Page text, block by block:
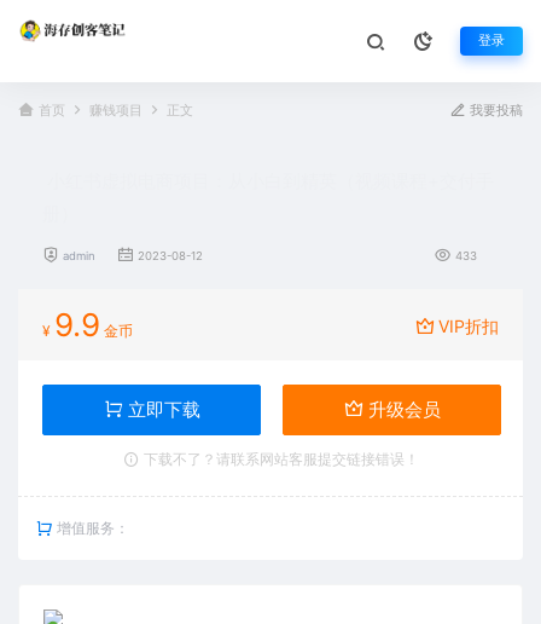
登录
首页 赚钱项目 正文 我要投稿
admin 2023-08-12 433
¥ 9.9 金币 VIP折扣
立即下载 升级会员
下载不了？请联系网站客服提交链接错误！
增值服务：